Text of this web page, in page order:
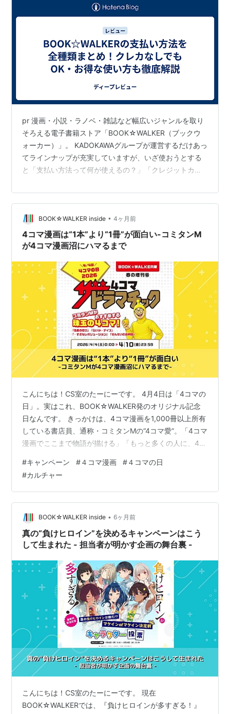
pr 漫画・小説・ラノベ・雑誌など幅広いジャンルを取り
そろえる電子書籍ストア「BOOK☆WALKER（ブックウ
ォーカー）」。 KADOKAWAグループが運営するだけあっ
てラインナップが充実していますが、いざ使おうとする
と「支払い方法って何が使えるの？」「クレジットカー
違いはある？」と迷う方も多いですよね。 実は
BOOK☆WALKERは、クレジットカード・スマホ決済・
コンビニ払い・電子マネー・図書カードなど非常に豊富
な支払い方法に対応しています。しかも
「BOOK☆WALKERコイン」という独自のポイント制度
BOOK☆WALKER inside • 4ヶ月前
4コマ漫画は“1本”より“1冊”が面白い-コミタンM
が4コマ漫画沼にハマるまで
こんにちは！CS室のたーにーです。 4月4日は「4コマの
日」。実はこれ、BOOK☆WALKER発のオリジナル記念
日なんです。 きっかけは、4コマ漫画を1,000冊以上所有
している書店員、通称・コミタンMの“4コマ愛”。「4コマ
漫画でここまで物語が描ける」「もっと多くの人に、4コ
の日」キャンペーンが始まりました。2026年で、この企
画も13回目を迎えます。 毎年テーマを変えながら4コマ
漫画の魅力を掘ってきましたが、今回は、キャンペーン
企画担当でもあるコミタンMに、「“4コマ漫画推し”にな
るまで」のヒストリーをインタビューしてきました。 “作
家推…
#キャンペーン #４コマ漫画 #４コマの日
#カルチャー
BOOK☆WALKER inside • 6ヶ月前
真の“負けヒロイン”を決めるキャンペーンはこう
して生まれた - 担当者が明かす企画の舞台裏 -
こんにちは！CS室のたーにーです。 現在
BOOK☆WALKERでは、『負けヒロインが多すぎる！』